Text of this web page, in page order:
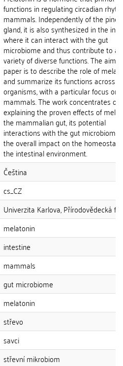
functions in regulating circadian
mammals. Independently of the
gland, it is also synthesized in the
where it can interact with the gut
microbiome and thus contribute to a
variety of diverse functions. The aim
paper is to describe the role of
and summarize its functions across
organisms, with a particular focus on
mammals. The work concentrates on
explaining the proven effects of
the mammalian gut, its potential
interactions with the gut microbiome,
the overall impact on the
the intestinal environment.
Čeština
cs_CZ
Univerzita Karlova, Přírodovědecká
melatonin
intestine
mammals
gut microbiome
melatonin
střevo
savci
střevní mikrobiom